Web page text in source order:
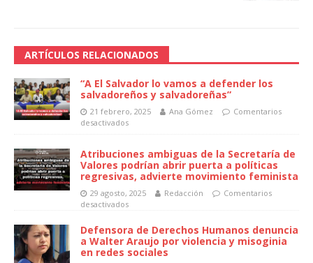
ARTÍCULOS RELACIONADOS
“A El Salvador lo vamos a defender los
salvadoreños y salvadoreñas”
21 febrero, 2025 Ana Gómez
Comentarios
desactivados
Atribuciones ambiguas de la Secretaría de
Valores podrían abrir puerta a políticas
regresivas, advierte movimiento feminista
29 agosto, 2025 Redacción
Comentarios
desactivados
Defensora de Derechos Humanos denuncia
a Walter Araujo por violencia y misoginia
en redes sociales